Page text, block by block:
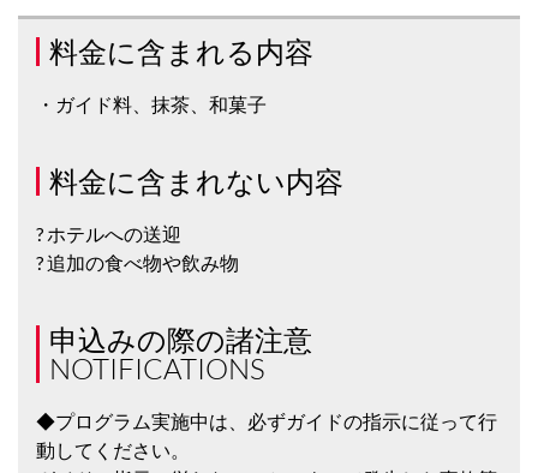
料金に含まれる内容
・ガイド料、抹茶、和菓子
料金に含まれない内容
? ホテルへの送迎
? 追加の食べ物や飲み物
申込みの際の諸注意
NOTIFICATIONS
◆プログラム実施中は、必ずガイドの指示に従って行
動してください。